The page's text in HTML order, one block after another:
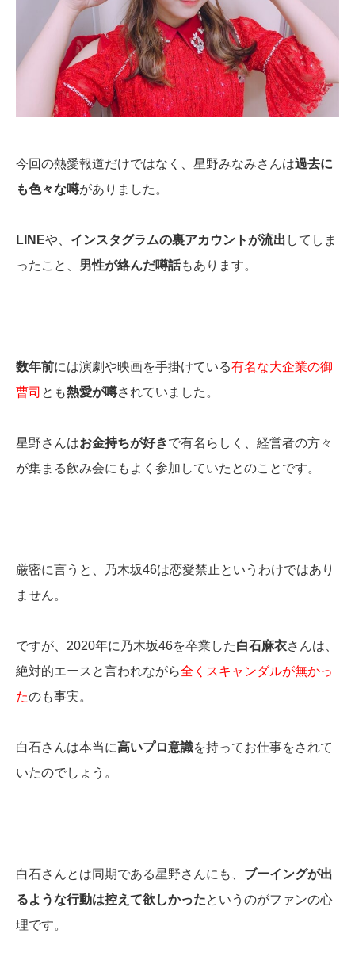
今回の熱愛報道だけではなく、星野みなみさんは過去に
も色々な噂がありました。
LINEや、 インスタグラムの裏アカウントが流出 してしま
ったこと、 男性が絡んだ噂話もあります。
数年前には演劇や映画を手掛けている有名な大企業の御
曹司 とも熱愛が噂されていました。
星野さんはお金持ちが好きで有名らしく、経営者の方々
が集まる飲み会にもよく参加していたとのことです。
厳密に言うと、乃木坂46は恋愛禁止というわけではあり
ません。
ですが、2020年に乃木坂46を卒業した白石麻衣さんは、
絶対的エースと言われながら全くスキャンダルが無かっ
たのも事実。
白石さんは本当に高いプロ意識を持ってお仕事をされて
いたのでしょう。
白石さんとは同期である星野さんにも、 ブーイングが出
るような行動は控えて欲しかったというのがファンの心
理です。